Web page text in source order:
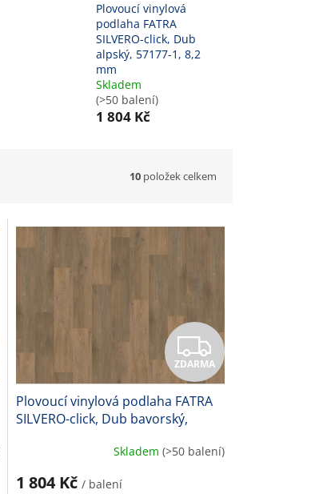
Plovoucí vinylová
podlaha FATRA
SILVERO-click, Dub
alpský, 57177-1, 8,2
mm
Skladem
(>50 balení)
1 804 Kč
10 položek celkem
Z
D
A
R
ZDARMA
Plovoucí vinylová podlaha FATRA
SILVERO-click, Dub bavorský,
Skladem (>50 balení)
1 804 Kč / balení